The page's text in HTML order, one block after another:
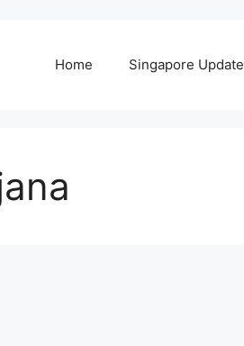
Home Singapore Update